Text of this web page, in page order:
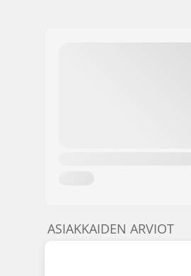
ASIAKKAIDEN ARVIOT